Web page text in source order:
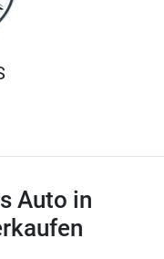
Auto in